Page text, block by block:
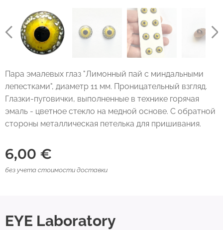
Пара эмалевых глаз "Лимонный пай с миндальными
лепестками", диаметр 11 мм. Проницательный взгляд.
Глазки-пуговички, выполненные в технике горячая
эмаль - цветное стекло на медной основе. С обратной
стороны металлическая петелька для пришивания.
6,00 €
без учета стоимости доставки
EYE Laboratory